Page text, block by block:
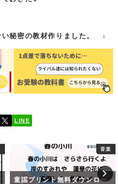
い秘密の教材作りました。 ↓
LINE
音楽
童謡プリント無料ダウンロー